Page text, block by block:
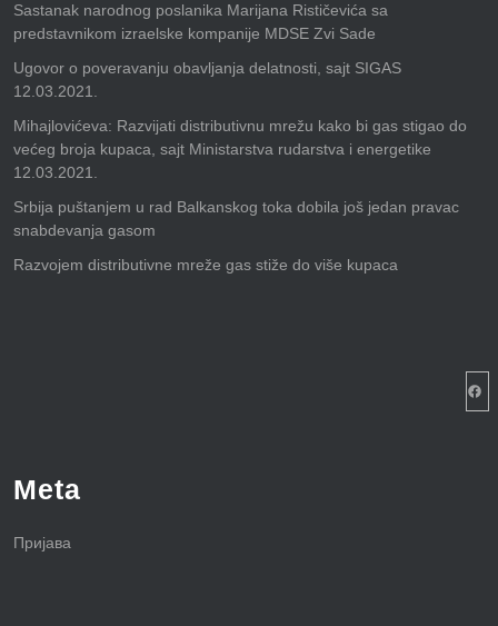
Sastanak narodnog poslanika Marijana Rističevića sa
predstavnikom izraelske kompanije MDSE Zvi Sade
Ugovor o poveravanju obavljanja delatnosti, sajt SIGAS
12.03.2021.
Mihajlovićeva: Razvijati distributivnu mrežu kako bi gas stigao do
većeg broja kupaca, sajt Ministarstva rudarstva i energetike
12.03.2021.
Srbija puštanjem u rad Balkanskog toka dobila još jedan pravac
snabdevanja gasom
Razvojem distributivne mreže gas stiže do više kupaca
Facebook
Meta
Пријава